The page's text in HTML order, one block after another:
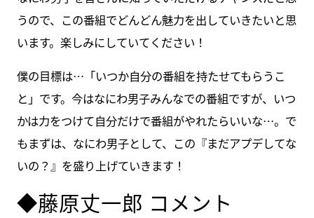
うので、この番組でどんどん魅力を出していきたいと思
います。楽しみにしていてください！
僕の目標は…「いつか自分の番組を持たせてもらうこ
と」です。今はなにわ男子みんなでの番組ですが、いつ
かは力をつけて自分だけで番組がやれたらいいな…。で
もまずは、なにわ男子として、この『まだアプデしてな
いの？』を盛り上げていきます！
◆藤原丈一郎 コメント